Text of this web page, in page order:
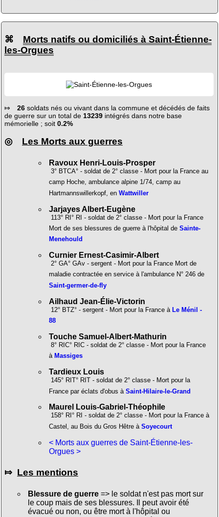
⌘ Morts natifs ou domiciliés à Saint-Étienne-
les-Orgues
⤇ 26soldats nés ou vivant dans la commune et décédés de faits
de guerre sur un total de 13239intégrés dans notre base
mémorielle ; soit 0.2%
◎ Les Morts aux guerres
Ravoux Henri-Louis-Prosper
3° BTCA° - soldat de 2° classe - Mort pour la France au
camp Hoche, ambulance alpine 1/74, camp au
Hartmannswillerkopf, en Wattwiller
Jarjayes Albert-Eugène
113° RI° RI - soldat de 2° classe - Mort pour la France
Mort de ses blessures de guerre à l'hôpital de Sainte-
Menehould
Curnier Ernest-Casimir-Albert
2° GA° GAv - sergent - Mort pour la France Mort de
maladie contractée en service à l'ambulance N° 246 de
Saint-germer-de-fly
Ailhaud Jean-Élie-Victorin
12° BTZ° - sergent - Mort pour la France àLe Ménil -
88
Touche Samuel-Albert-Mathurin
8° RIC° RIC - soldat de 2° classe - Mort pour la France
à Massiges
Tardieux Louis
145° RIT° RIT - soldat de 2° classe - Mort pour la
France par éclats d'obus à Saint-Hilaire-le-Grand
Maurel Louis-Gabriel-Théophile
158° RI° RI - soldat de 2° classe - Mort pour la France à
Castel, au Bois du Gros Hêtre à Soyecourt
< Morts aux guerres de Saint-Étienne-les-
Orgues >
⤇ Les mentions
Blessure de guerre=> le soldat n'est pas mort sur
le coup mais de ses blessures. Il peut avoir été
évacué ou non, ou être mort à l'hôpital ou